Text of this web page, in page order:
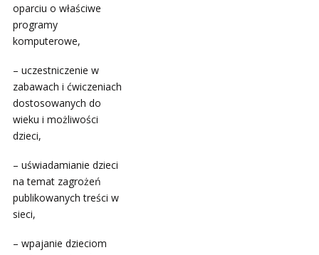
oparciu o właściwe
programy
komputerowe,
– uczestniczenie w
zabawach i ćwiczeniach
dostosowanych do
wieku i możliwości
dzieci,
– uświadamianie dzieci
na temat zagrożeń
publikowanych treści w
sieci,
– wpajanie dzieciom